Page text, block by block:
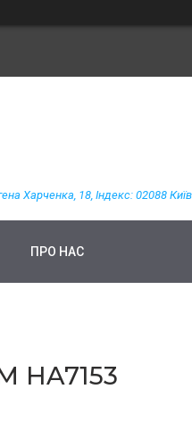
Харченка, 18, Індекс: 02088
ПРО НАС
HA7153